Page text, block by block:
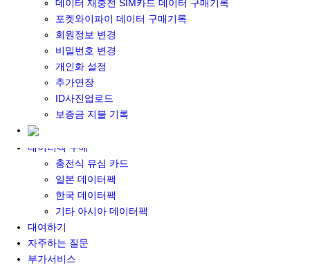
데이터 재충전 SIM카드 데이터 구매기록
포켓와이파이 데이터 구매기록
회원정보 변경
비밀번호 변경
개인화 설정
추가연장
ID사진업로드
보증금 지불 기록
기타 아시아 DATA
MACARON DATA
DATA 이용 설명서
유심 구매
일본유심
한국유심
대만유심
기타 아시아 유심
데이터팩 구매
충전식 유심 카드
일본 데이터팩
한국 데이터팩
기타 아시아 데이터팩
대여하기
자주하는 질문
부가서비스